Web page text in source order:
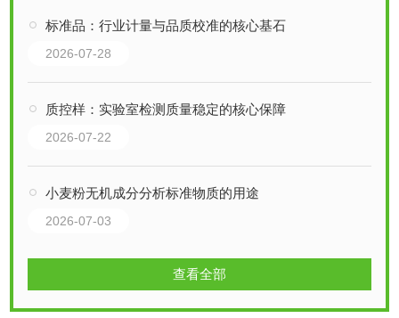
标准品：行业计量与品质校准的核心基石
2026-07-28
质控样：实验室检测质量稳定的核心保障
2026-07-22
小麦粉无机成分分析标准物质的用途
2026-07-03
查看全部